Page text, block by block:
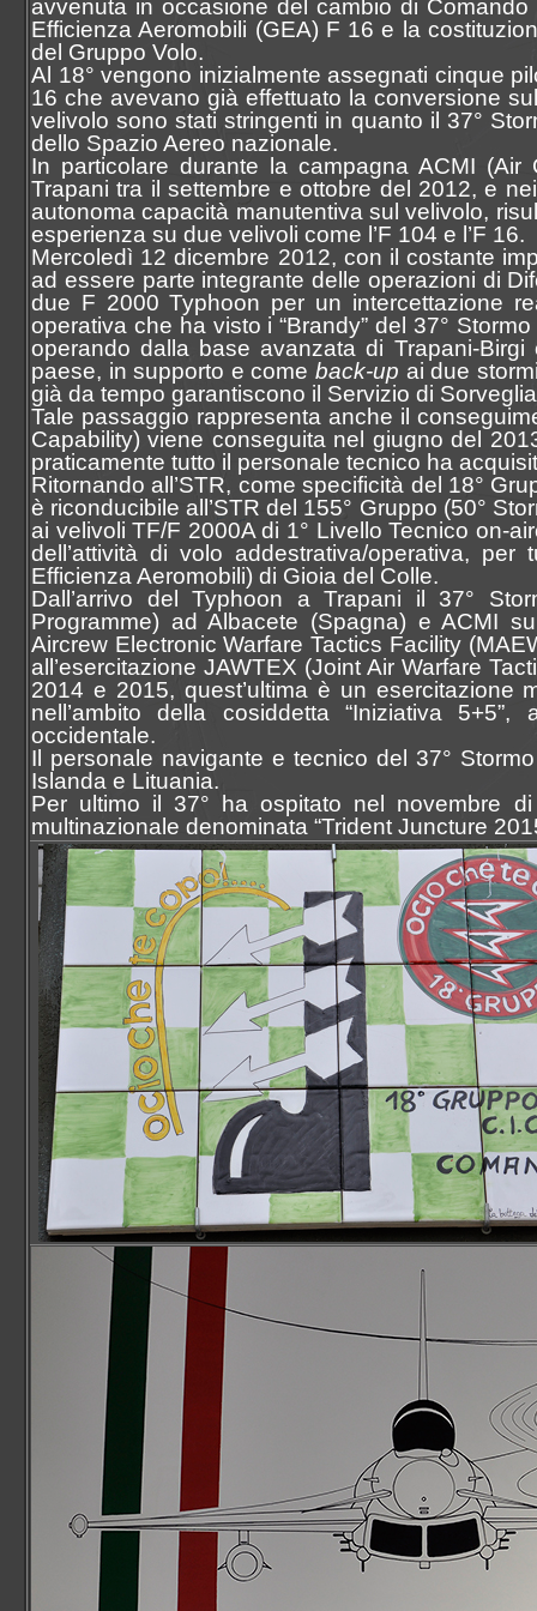
avvenuta in occasione del cambio di
Efficienza Aeromobili (GEA) F 16 e la
del Gruppo Volo.
Al 18° vengono inizialmente assegnati cinque
16 che avevano già effettuato la conversione
velivolo sono stati stringenti in quanto il 37°
dello Spazio Aereo nazionale.
In particolare durante la campagna ACMI
Trapani tra il settembre e ottobre del 2012, e
autonoma capacità manutentiva sul velivolo,
esperienza su due velivoli come l’F 104 e l’F 16.
Mercoledì 12 dicembre 2012, con il costante
ad essere parte integrante delle operazioni di
due F 2000 Typhoon per un intercettazione
operativa che ha visto i “Brandy” del 37°
operando dalla base avanzata di Trapani-
paese, in supporto e come back-up ai due
già da tempo garantiscono il Servizio di
Tale passaggio rappresenta anche il
Capability) viene conseguita nel giugno del
praticamente tutto il personale tecnico ha
Ritornando all’STR, come specificità del 18°
è riconducibile all’STR del 155° Gruppo (50°
ai velivoli TF/F 2000A di 1° Livello Tecnico on-
dell’attività di volo addestrativa/operativa,
Efficienza Aeromobili) di Gioia del Colle.
Dall’arrivo del Typhoon a Trapani il 37°
Programme) ad Albacete (Spagna) e ACMI
Aircrew Electronic Warfare Tactics Facility
all’esercitazione JAWTEX (Joint Air Warfare
2014 e 2015, quest’ultima è un esercitazione
nell’ambito della cosiddetta “Iniziativa
occidentale.
Il personale navigante e tecnico del 37°
Islanda e Lituania.
Per ultimo il 37° ha ospitato nel novembre
multinazionale denominata “Trident Juncture